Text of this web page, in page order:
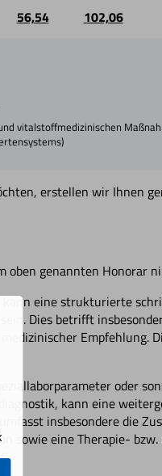
56,54 102,06
vitalstoffmedizinischen
erstellen wir Ihnen
oben genannten Honorar
eine strukturierte
Dies betrifft
Empfehlung.
oder
kann eine
insbesondere die
sowie eine Therapie-